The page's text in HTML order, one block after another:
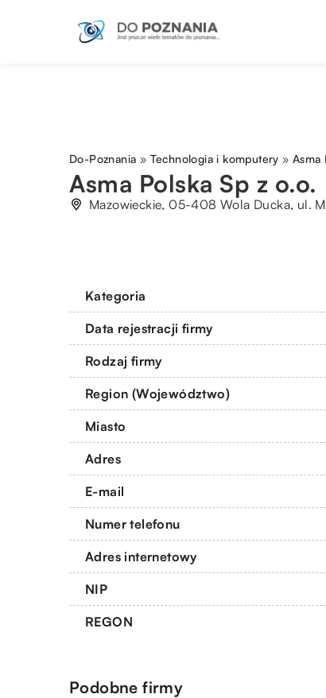
Do-Poznania » Technologia i komputery »Asma
Asma Polska Sp z o.o.
Mazowieckie, 05-408 Wola Ducka, ul.
Kategoria
Data rejestracji firmy
Rodzaj firmy
Region (Województwo)
Miasto
Adres
E-mail
Numer telefonu
Adres internetowy
NIP
REGON
Podobne firmy